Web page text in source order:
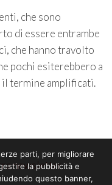
che sono
di essere entrambe
che hanno travolto
pochi esiterebbero a
termine amplificati.
newsletter
parti, per migliorare
la pubblicità e
questo banner,